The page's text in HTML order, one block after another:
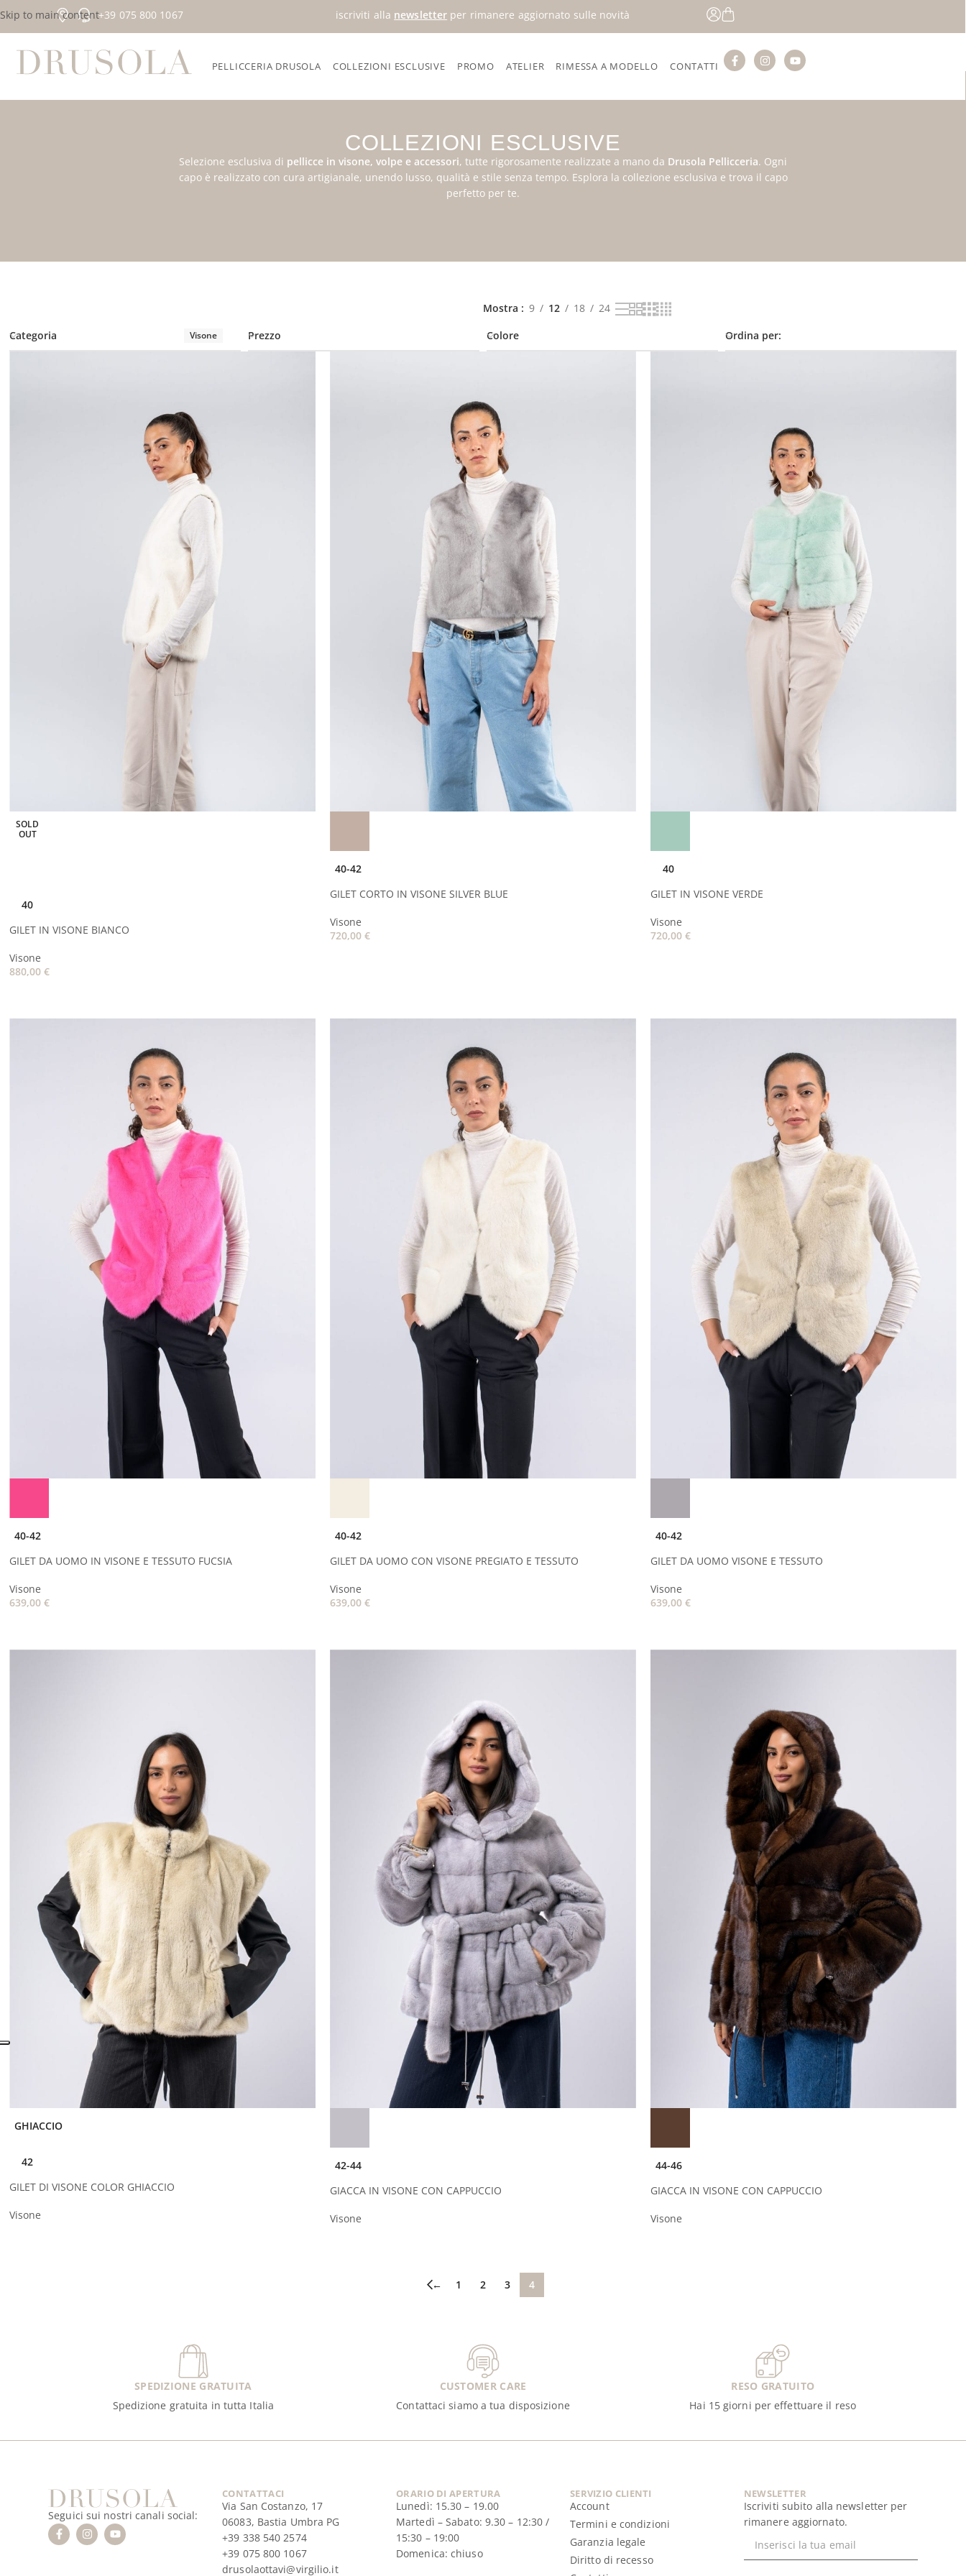
Skip to main content+39 075 800 1067 iscriviti alla newsletter per rimanere aggiornato sulle novità
PELLICCERIA DRUSOLA COLLEZIONI ESCLUSIVE PROMO ATELIER RIMESSA A MODELLO CONTATTI
COLLEZIONI ESCLUSIVE
Selezione esclusiva di pellicce in visone, volpe e accessori, tutte rigorosamente realizzate a mano da Drusola Pellicceria. Ogni
capo è realizzato con cura artigianale, unendo lusso, qualità e stile senza tempo. Esplora la collezione esclusiva e trova il capo
perfetto per te.
Mostra 9 12 18
24
Categoria
Visone Prezzo Colore Ordina per:
SOLD
OUT
40
GILET IN VISONE BIANCO
Visone
880,00€
40-42
GILET CORTO IN VISONE SILVER BLUE
Visone
720,00€
40
GILET IN VISONE VERDE
Visone
720,00 €
40-42
GILET DA UOMO IN VISONE E TESSUTO FUCSIA
Visone
639,00€
40-42
GILET DA UOMO CON VISONE PREGIATO E TESSUTO
Visone
639,00€
40-42
GILET DA UOMO VISONE E TESSUTO
Visone
639,00 €
GHIACCIO
42
GILET DI VISONE COLOR GHIACCIO
Visone
42-44
GIACCA IN VISONE CON CAPPUCCIO
Visone
44-46
GIACCA IN VISONE CON CAPPUCCIO
Visone
← 1 2 3 4
SPEDIZIONE GRATUITA
Spedizione gratuita in tutta Italia
CUSTOMER CARE
Contattaci siamo a tua disposizione
RESO GRATUITO
Hai 15 giorni per effettuare il reso
Seguici sui nostri canali social:
CONTATTACI
Via San Costanzo, 17
06083, Bastia Umbra PG
+39 338 540 2574
+39 075 800 1067
drusolaottavi@virgilio.it
ORARIO DI APERTURA
Lunedì: 15.30 – 19.00
Martedì – Sabato: 9.30 – 12:30 /
15:30 – 19:00
Domenica: chiuso
SERVIZIO CLIENTI
Account
Termini e condizioni
Garanzia legale
Diritto di recesso
NEWSLETTER
Iscriviti subito alla newsletter per
rimanere aggiornato.